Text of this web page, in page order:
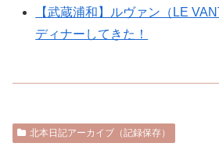
【武蔵浦和】ルヴァン（LE
ディナーしてきた！
北本日記アーカイブ（記録保存）